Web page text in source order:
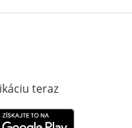
teraz